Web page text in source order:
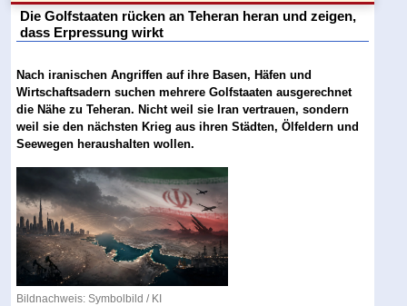
Die Golfstaaten rücken an Teheran heran und zeigen,
dass Erpressung wirkt
Nach iranischen Angriffen auf ihre Basen, Häfen und
Wirtschaftsadern suchen mehrere Golfstaaten ausgerechnet
die Nähe zu Teheran. Nicht weil sie Iran vertrauen, sondern
weil sie den nächsten Krieg aus ihren Städten, Ölfeldern und
Seewegen heraushalten wollen.
Bildnachweis: Symbolbild / KI